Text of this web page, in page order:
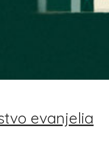
evanjelia